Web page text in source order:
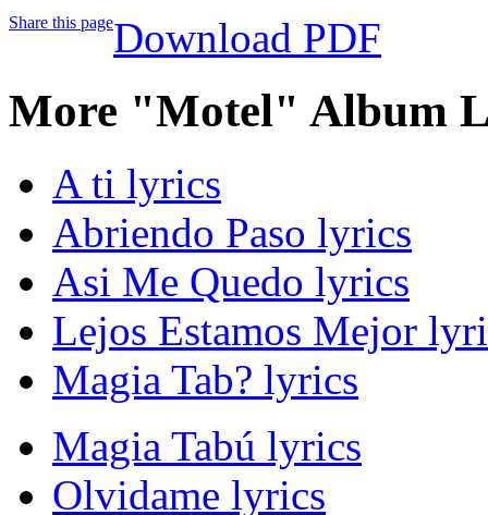
Share this pageDownload PDF
More "Motel" Album
A ti lyrics
Abriendo Paso lyrics
Asi Me Quedo lyrics
Lejos Estamos Mejor
Magia Tab? lyrics
Magia Tabú lyrics
Olvidame lyrics